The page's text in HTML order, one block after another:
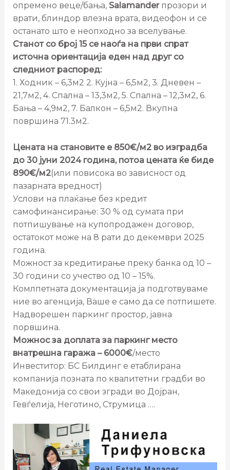
опремено веце/бања, Salamanderпрозори и
врати, блиндор влезна врата, видеофон и се
останато што е неопходно за вселување.
Станот со број 15 се наоѓа на први спрат
источна ориентација еден над друг со
следниот распоред:
1. Ходник – 6,3м2 2. Кујна – 6,5м2, 3. Дневен –
21,7м2, 4. Спална – 13,3м2, 5. Спална – 12,3м2, 6.
Бања – 4,9м2, 7. Балкон – 6,5м2. Вкупна
површина 71.3м2.
Цената на становите е 850€/м2 во изградба
до 30 јуни 2024 година, потоа цената ќе биде
890€/м2(или повисока во зависност од
пазарната вредност)
Услови на плаќање без кредит
самофинансирање: 30 % од сумата при
потпишување на купопродажен договор,
остатокот може на 8 рати до декември 2025
година.
Можност за кредитирање преку банка од 10 –
30 години со учество од 10 – 15%.
Комлпетната документација ја подготвуваме
ние во агенција, Ваше е само да се потпишете.
Надворешен паркинг простор, јавна
порвшина.
Можнос за доплата за паркинг место
внатрешна гаража – 6000€/место
Инвеститор: БС Билдинг е етаблирана
компанија позната по квалитетни градби во
Македонија со свои згради во Дојран,
Гевѓелија, Неготино, Струмица ….